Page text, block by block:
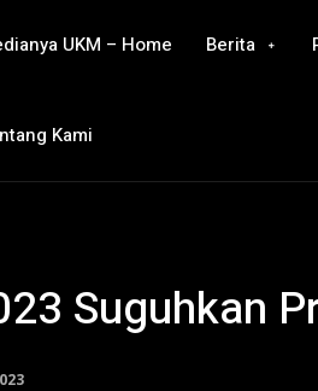
UKM – Home Berita
Kami
Suguhkan